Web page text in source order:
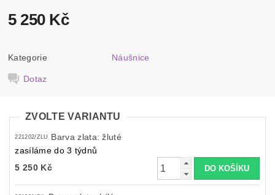
5 250 Kč
Kategorie Náušnice
Dotaz
ZVOLTE VARIANTU
221202/ZLU
Barva zlata: žluté
zasíláme do 3 týdnů
5 250 Kč